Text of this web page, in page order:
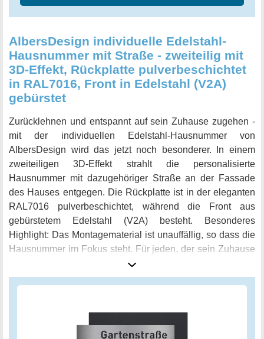
AlbersDesign individuelle Edelstahl-
Hausnummer mit Straße - zweiteilig mit
3D-Effekt, Rückplatte pulverbeschichtet
in RAL7016, Front in Edelstahl (V2A)
gebürstet
Zurücklehnen und entspannt auf sein Zuhause zugehen -
mit der individuellen Edelstahl-Hausnummer von
AlbersDesign wird das jetzt noch besonderer. In einem
zweiteiligen 3D-Effekt strahlt die personalisierte
Hausnummer mit dazugehöriger Straße an der Fassade
des Hauses entgegen. Die Rückplatte ist in der eleganten
RAL7016 pulverbeschichtet, während die Front aus
gebürstetem Edelstahl (V2A) besteht. Besonderes
Highlight: Das Montagematerial ist unauffällig, so dass die
Hausnummer im Fokus steht. Für jeden, der sein Zuhause
noch individueller gestalten möchte, ist diese Edelstahl-
Hausnummer ein absolutes Must-have.